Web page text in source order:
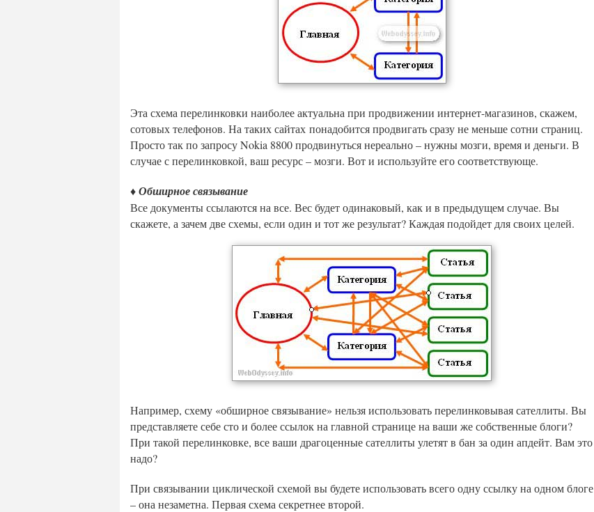
Эта схема перелинковки наиболее актуальна при продвижении интернет-магазинов, скажем,
сотовых телефонов. На таких сайтах понадобится продвигать сразу не меньше сотни страниц.
Просто так по запросу Nokia 8800 продвинуться нереально – нужны мозги, время и деньги. В
случае с перелинковкой, ваш ресурс – мозги. Вот и используйте его соответствующе.
♦ Обширное связывание
Все документы ссылаются на все. Вес будет одинаковый, как и в предыдущем случае. Вы
скажете, а зачем две схемы, если один и тот же результат? Каждая подойдет для своих целей.
Например, схему «обширное связывание» нельзя использовать перелинковывая сателлиты. Вы
представляете себе сто и более ссылок на главной странице на ваши же собственные блоги?
При такой перелинковке, все ваши драгоценные сателлиты улетят в бан за один апдейт. Вам это
надо?
При связывании циклической схемой вы будете использовать всего одну ссылку на одном блоге
– она незаметна. Первая схема секретнее второй.